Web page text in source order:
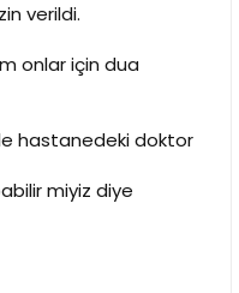
verildi.
onlar için dua
hastanedeki doktor
miyiz diye